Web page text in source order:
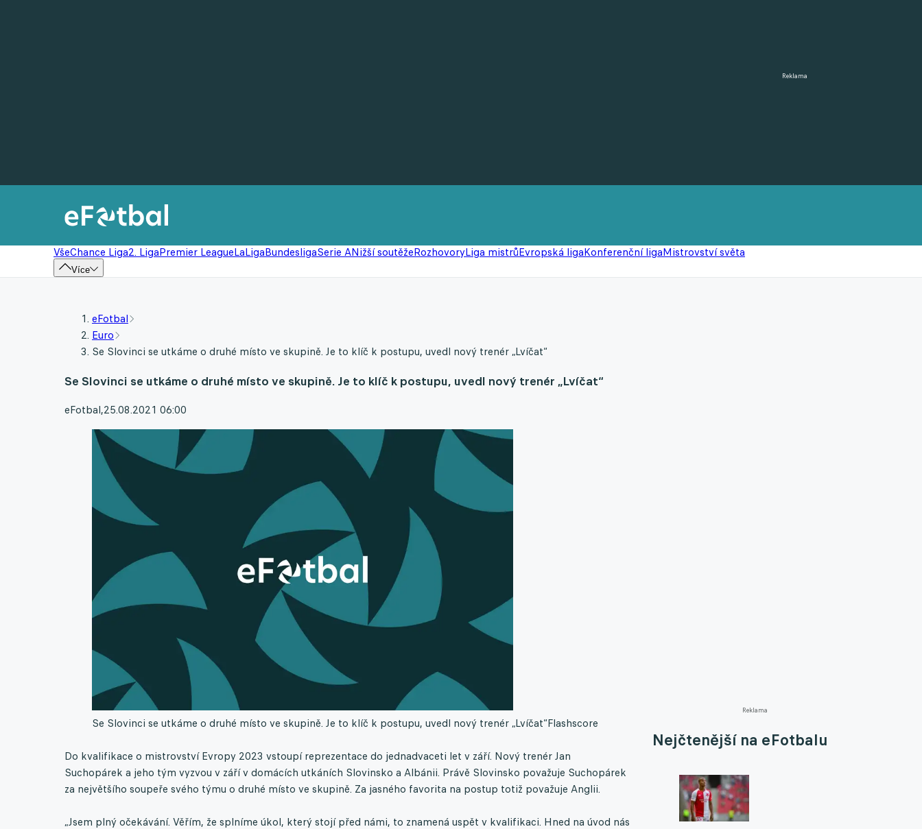
Reklama
VšeChance Liga2. LigaPremier LeagueLaLigaBundesligaSerie ANižší soutěžeRozhovoryLiga mistrůEvropská ligaKonferenční ligaMistrovství světa
Více
Reklama
Nejčtenější na eFotbalu
eFotbal
Euro
Se Slovinci se utkáme o druhé místo ve skupině. Je to klíč k postupu, uvedl nový trenér „Lvíčat“
Se Slovinci se utkáme o druhé místo ve skupině. Je to klíč k postupu, uvedl nový trenér „Lvíčat“
eFotbal,25.08.2021 06:00
Se Slovinci se utkáme o druhé místo ve skupině. Je to klíč k postupu, uvedl nový trenér „Lvíčat“Flashscore
Do kvalifikace o mistrovství Evropy 2023 vstoupí reprezentace do jednadvaceti let v září. Nový trenér Jan
Suchopárek a jeho tým vyzvou v září v domácích utkáních Slovinsko a Albánii. Právě Slovinsko považuje Suchopárek
za největšího soupeře svého týmu o druhé místo ve skupině. Za jasného favorita na postup totiž považuje Anglii.
„Jsem plný očekávání. Věřím, že splníme úkol, který stojí před námi, to znamená uspět v kvalifikaci. Hned na úvod nás